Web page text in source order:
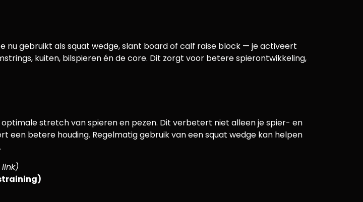
nu gebruikt als squat wedge, slant board of calf raise block — je activeert
kuiten, bilspieren én de core. Dit zorgt voor betere spierontwikkeling,
stretch van spieren en pezen. Dit verbetert niet alleen je spier- en
betere houding. Regelmatig gebruik van een squat wedge kan helpen